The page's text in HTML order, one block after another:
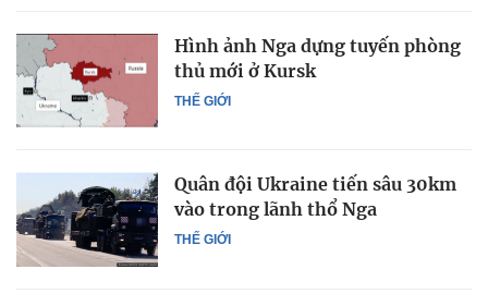
THẾ GIỚI
Hình ảnh Nga dựng tuyến phòng
thủ mới ở Kursk
THẾ GIỚI
Quân đội Ukraine tiến sâu 30km
vào trong lãnh thổ Nga